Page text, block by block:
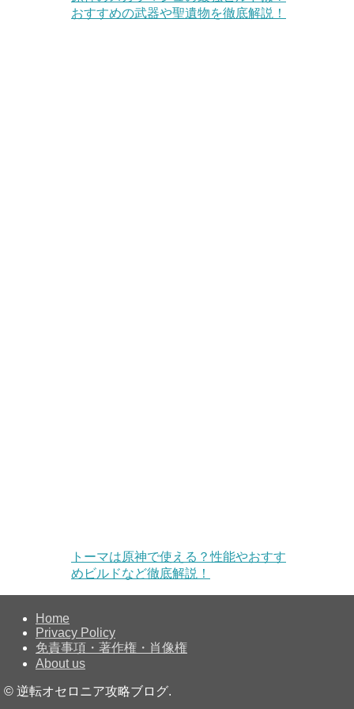
おすすめの武器や聖遺物を徹底解説！
トーマは原神で使える？性能やおすす
めビルドなど徹底解説！
Home
Privacy Policy
免責事項・著作権・肖像権
About us
© 逆転オセロニア攻略ブログ.